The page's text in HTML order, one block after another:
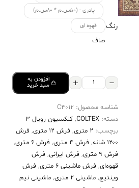
پادری - (۵۰س.م * ۸۰س.م)
رنگ قهوه ای
صاف
فرش
۱۲۰۰
طرح
هستی
قهوه‌ای
عدد
افزودن به
سبد خرید
شناسه محصول: C4012
دسته: COLTEX
, کلکسیون رویال 3
برچسب: 2 متری , فرش 12 متری , فرش
۱۲۰۰ شانه
, فرش 4 متری , فرش 6 متری
,
فرش 9 متری
, فرش ایرانی, فرش
قهوه‌ای, فرش ماشینی 6 متری , فرش
وینتیج, ماشینی 2 متری , ماشینی نیم